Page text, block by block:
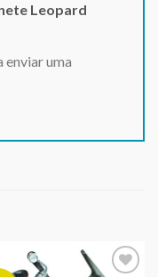
Leopard
enviar uma